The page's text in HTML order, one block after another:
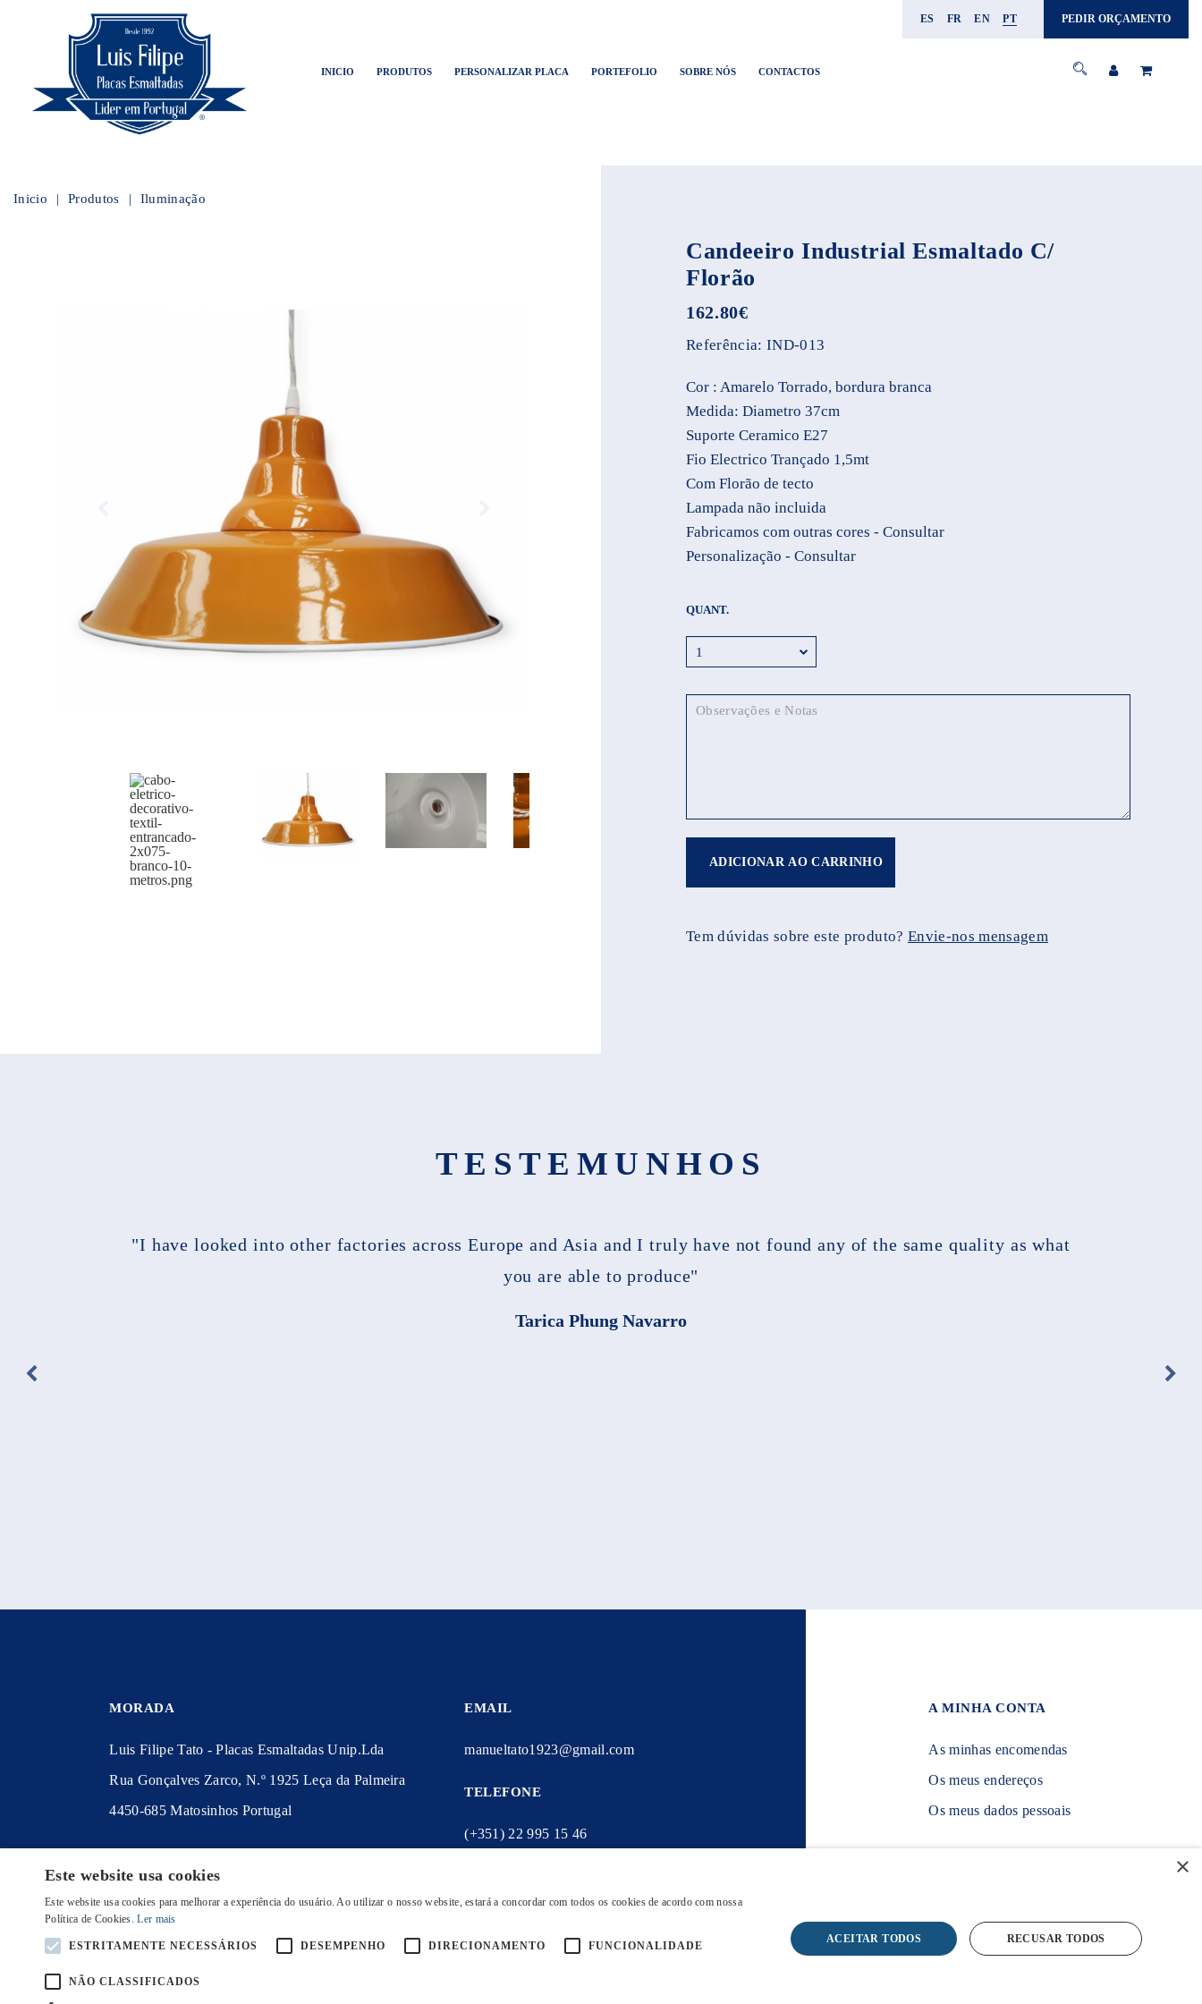
INICIO PRODUTOS PERSONALIZAR PLACA PORTEFOLIO SOBRE NÓS CONTACTOS
ES FR EN PT PEDIR ORÇAMENTO
Inicio Produtos Iluminação
Candeeiro Industrial Esmaltado C/
Florão
162.80€
Referência: IND-013
Cor : Amarelo Torrado, bordura branca
Medida: Diametro 37cm
Suporte Ceramico E27
Fio Electrico Trançado 1,5mt
Com Florão de tecto
Lampada não incluida
Fabricamos com outras cores - Consultar
Personalização - Consultar
QUANT.
ADICIONAR AO CARRINHO
Tem dúvidas sobre este produto? Envie-nos mensagem
TESTEMUNHOS
"I have looked into other factories across Europe and Asia and I truly have not found any of the same quality as what
you are able to produce"
Tarica Phung Navarro
MORADA
Luis Filipe Tato - Placas Esmaltadas Unip.Lda
Rua Gonçalves Zarco, N.º 1925 Leça da Palmeira
4450-685 Matosinhos Portugal
Condições|
EMAIL
manueltato1923@gmail.com
TELEFONE
(+351) 22 995 15 46
A MINHA CONTA
As minhas encomendas
Os meus endereços
Os meus dados pessoais
Agency
×
Este website usa cookies
Este website usa cookies para melhorar a experiência do usuário. Ao utilizar o nosso website, estará a concordar com todos os cookies de acordo com nossa
Política de Cookies.Ler mais
ESTRITAMENTE NECESSÁRIOS DESEMPENHO DIRECIONAMENTO FUNCIONALIDADE
NÃO CLASSIFICADOS
ACEITAR TODOS RECUSAR TODOS